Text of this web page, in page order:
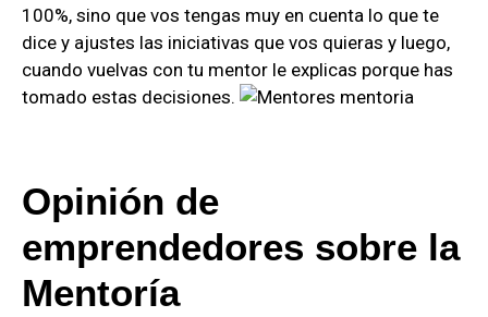
100%, sino que vos tengas muy en cuenta lo que te
dice y ajustes las iniciativas que vos quieras y luego,
cuando vuelvas con tu mentor le explicas porque has
tomado estas decisiones.
Opinión de
emprendedores sobre la
Mentoría